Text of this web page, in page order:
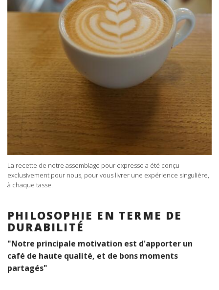
La recette de notre assemblage pour expresso a été conçu
exclusivement pour nous, pour vous livrer une expérience singulière,
à chaque tasse.
PHILOSOPHIE EN TERME DE
DURABILITÉ
"Notre principale motivation est d'apporter un
café de haute qualité, et de bons moments
partagés"